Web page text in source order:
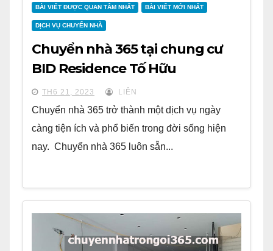
BÀI VIẾT ĐƯỢC QUAN TÂM NHẤT BÀI VIẾT MỚI NHẤT
DỊCH VỤ CHUYỂN NHÀ
Chuyển nhà 365 tại chung cư
BID Residence Tố Hữu
TH6 21, 2023 LIÊN
Chuyển nhà 365 trở thành một dịch vụ ngày
càng tiện ích và phổ biến trong đời sống hiện
nay. Chuyển nhà 365 luôn sẵn...